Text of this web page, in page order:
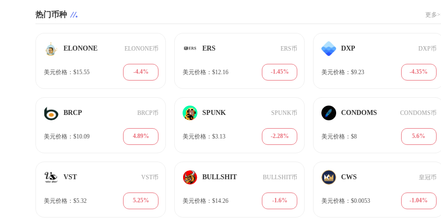
热门币种 更多
ELONONE ELONONE币
美元价格：$15.55 -4.4%
ERS ERS币
美元价格：$12.16 -1.45%
DXP DXP币
美元价格：$9.23 -4.35%
BRCP BRCP币
美元价格：$10.09 4.89%
SPUNK SPUNK币
美元价格：$3.13 -2.28%
CONDOMS CONDOMS币
美元价格：$8 5.6%
VST VST币
美元价格：$5.32 5.25%
BULLSHIT BULLSHIT币
美元价格：$14.26 -1.6%
CWS 皇冠币
美元价格：$0.0053 -1.04%